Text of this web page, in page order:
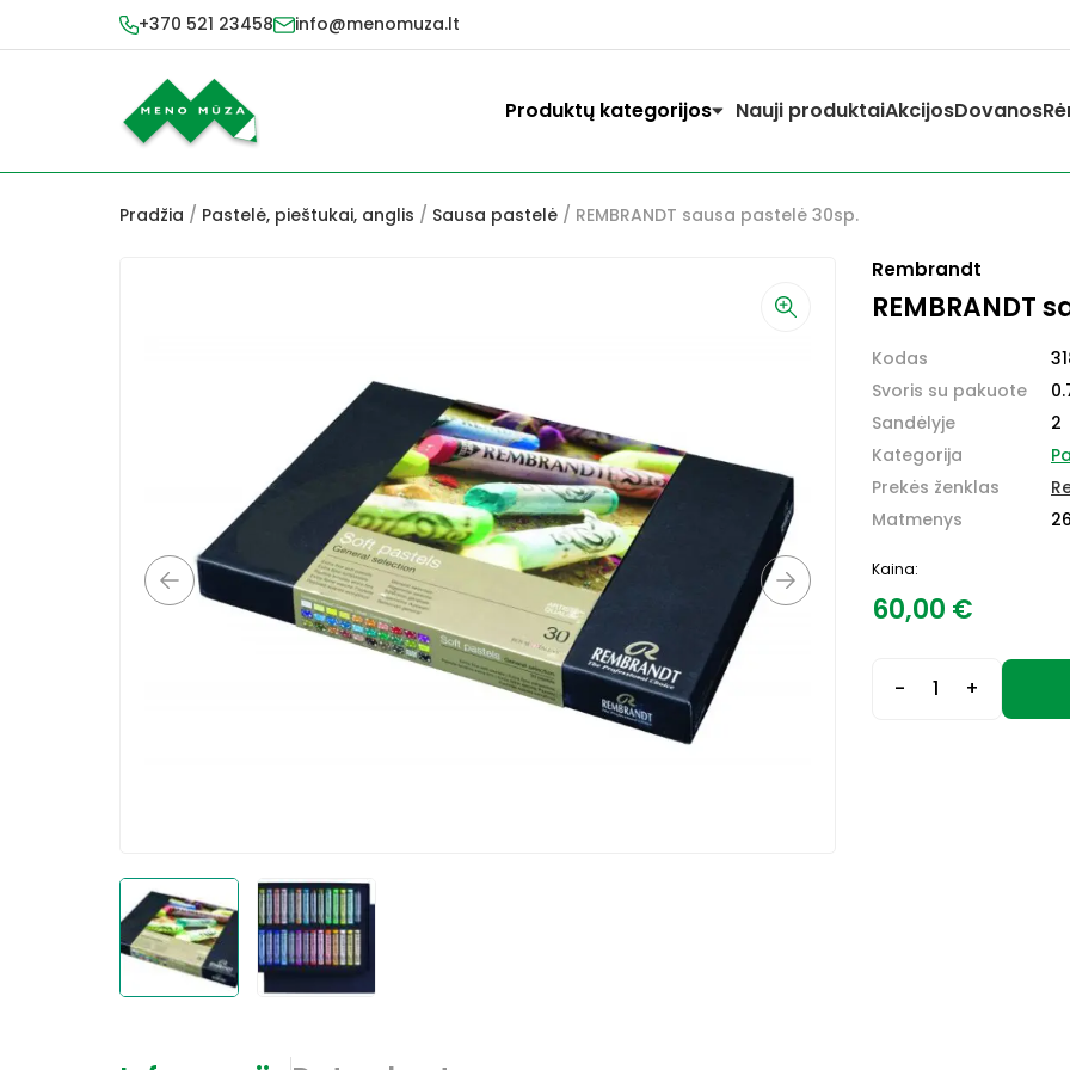
+370 521 23458 info@menomuza.lt
Produktų kategorijos Nauji produktaiAkcijosDovanos
Pradžia / Pastelė, pieštukai, anglis / Sausa pastelė / REMBRANDT sausa pastelė 30sp.
Rembrandt
REMBRANDT
Kodas
Svoris su pakuote
Sandėlyje
Kategorija
Prekės ženklas
Matmenys
2
Kaina:
60,00 €
- +